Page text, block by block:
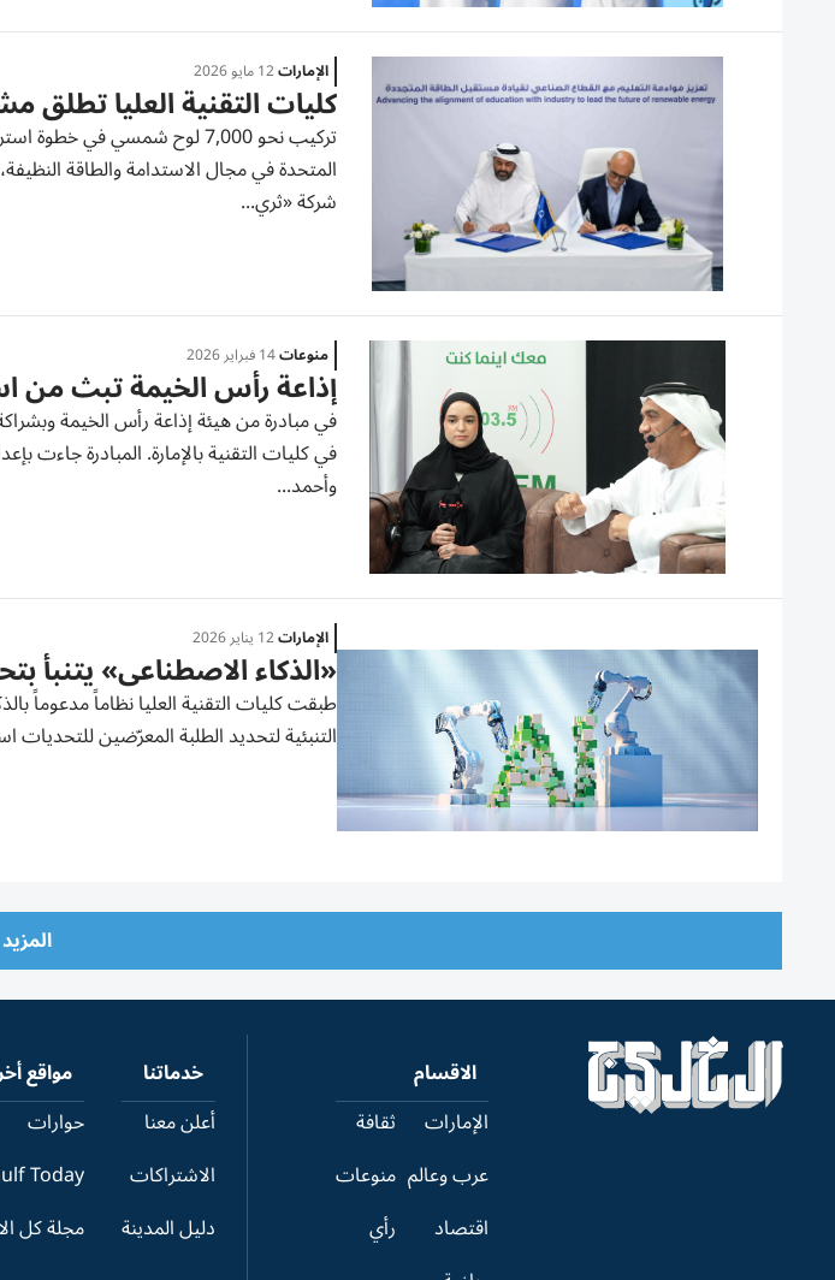
الإمارات12 مايو 2026
كليات التقنية العليا تطلق
تركيب نحو 7,000 لوح شمسي في
المتحدة في مجال الاستدامة والطاقة
شركة «ثري...
منوعات14 فبراير 2026
إذاعة رأس الخيمة تبث من
في مبادرة من هيئة إذاعة رأس الخيمة
في كليات التقنية بالإمارة. المبادرة جاءت
وأحمد...
الإمارات12 يناير 2026
«الذكاء الاصطناعي» يتنبأ
طبقت كليات التقنية العليا نظاماً مدعوماً
التنبئية لتحديد الطلبة المعرّضين
المزيد
الاقسام
الإمارات
عرب وعالم
اقتصاد
ثقافة
منوعات
رأي
خدماتنا
أعلن معنا
الاشتراكات
دليل المدينة
مواقع
حوارات
Today
مجلة كل